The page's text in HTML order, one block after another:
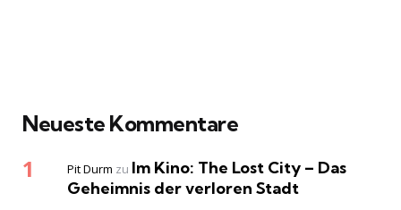
Neueste Kommentare
Pit Durm zu Im Kino: The Lost City – Das
Geheimnis der verloren Stadt